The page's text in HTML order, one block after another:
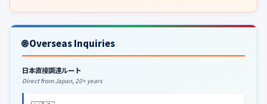
🌐 Overseas Inquiries
日本直接調達ルート
Direct from Japan, 20+ years